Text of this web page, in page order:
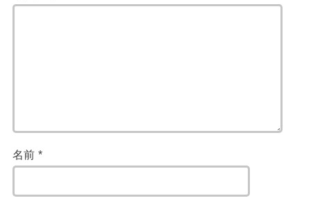
名前*